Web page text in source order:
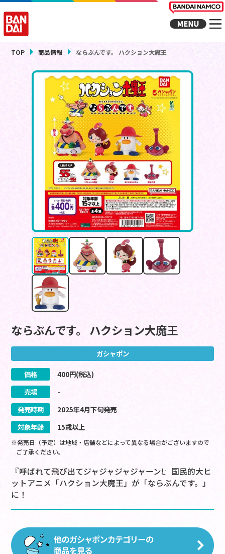
TOP 商品情報 ならぶんです。 ハクション大魔王
ならぶんです。 ハクション大魔王
ガシャポン
価格 400円(税込)
売場
-
発売時期
2025年4月下旬発売
対象年齢
15歳以上
※発売日（予定）は地域・店舗などによって異なる場合がございますので
ご了承ください。
『呼ばれて飛び出てジャジャジャジャーン!』国民的大ヒ
ットアニメ「ハクション大魔王」が「ならぶんです。」
に！